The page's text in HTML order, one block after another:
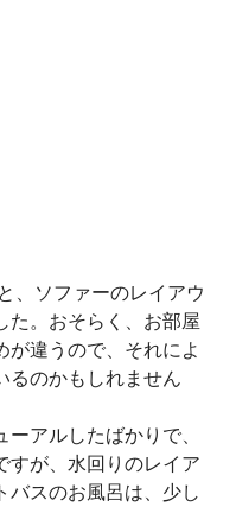
た。おそらく、お部屋
が違うので、それによ
るのかもしれません
アルしたばかりで、
すが、水回りのレイア
バスのお風呂は、少し